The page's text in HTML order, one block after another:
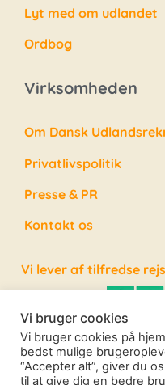
Lyt med om udlandet
Ordbog
Virksomheden
Om Dansk
Privatlivspolitik
Presse & PR
Kontakt os
Vi lever af tilfredse
Alle rettigheder
Vi bruger cookies
Vi bruger cookies på
bedst mulige
“Accepter alt”, giver du
til at give dig en bedre